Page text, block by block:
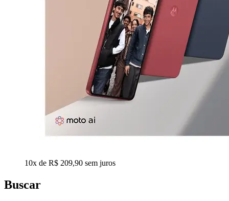
10x de R$ 209,90 sem juros
Buscar